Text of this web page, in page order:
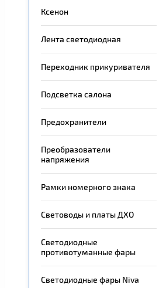
Ксенон
Лента светодиодная
Переходник прикуривателя
Подсветка салона
Предохранители
Преобразователи
напряжения
Рамки номерного знака
Световоды и платы ДХО
Светодиодные
противотуманные фары
Светодиодные фары Niva